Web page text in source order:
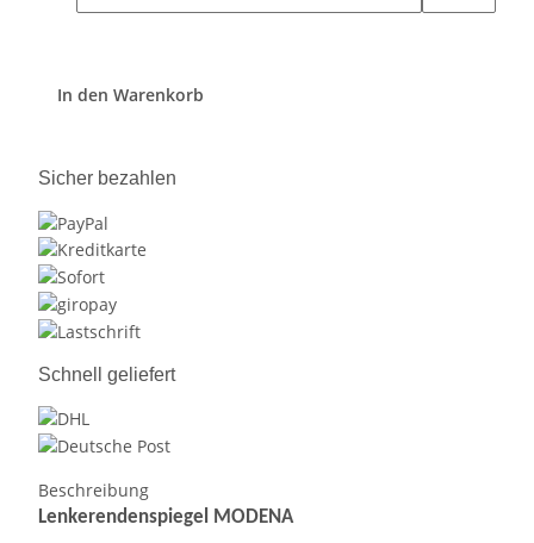
In den Warenkorb
Sicher bezahlen
Schnell geliefert
Beschreibung
Lenkerendenspiegel MODENA